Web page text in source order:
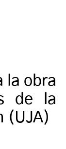
la obra
de la
(UJA)